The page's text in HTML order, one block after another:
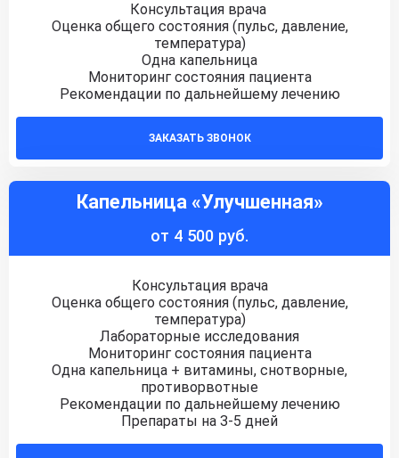
Консультация врача
Оценка общего состояния (пульс, давление,
температура)
Одна капельница
Мониторинг состояния пациента
Рекомендации по дальнейшему лечению
ЗАКАЗАТЬ ЗВОНОК
Капельница «Улучшенная»
от 4 500 руб.
Консультация врача
Оценка общего состояния (пульс, давление,
температура)
Лабораторные исследования
Мониторинг состояния пациента
Одна капельница + витамины, снотворные,
противорвотные
Рекомендации по дальнейшему лечению
Препараты на 3-5 дней